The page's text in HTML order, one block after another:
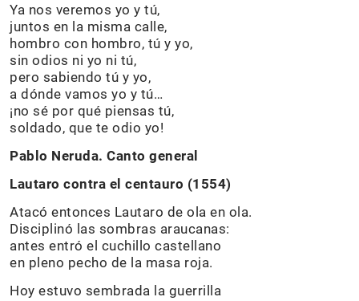
Ya nos veremos yo y tú,
juntos en la misma calle,
hombro con hombro, tú y yo,
sin odios ni yo ni tú,
pero sabiendo tú y yo,
a dónde vamos yo y tú…
¡no sé por qué piensas tú,
soldado, que te odio yo!
Pablo Neruda. Canto general
Lautaro contra el centauro (1554)
Atacó entonces Lautaro de ola en ola.
Disciplinó las sombras araucanas:
antes entró el cuchillo castellano
en pleno pecho de la masa roja.
Hoy estuvo sembrada la guerrilla